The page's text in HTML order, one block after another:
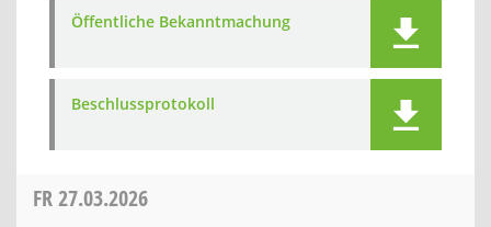
Öffentliche Bekanntmachung
Beschlussprotokoll
FR27.03.2026